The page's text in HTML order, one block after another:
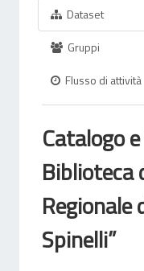
Dataset
Gruppi
Flusso di attività
Catalogo
Biblioteca
Regionale
Spinelli”